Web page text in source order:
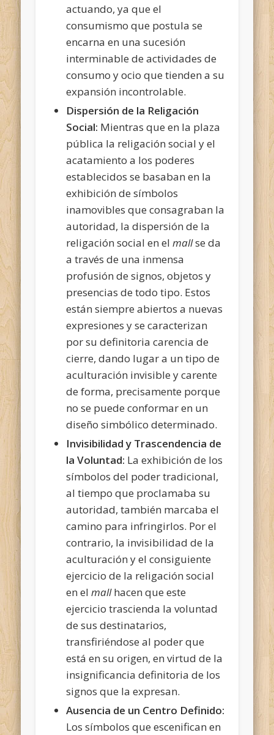
actuando, ya que el
consumismo que postula se
encarna en una sucesión
interminable de actividades de
consumo y ocio que tienden a su
expansión incontrolable.
Dispersión de la Religación
Social: Mientras que en la plaza
pública la religación social y el
acatamiento a los poderes
establecidos se basaban en la
exhibición de símbolos
inamovibles que consagraban la
autoridad, la dispersión de la
religación social en elmallse da
a través de una inmensa
profusión de signos, objetos y
presencias de todo tipo. Estos
están siempre abiertos a nuevas
expresiones y se caracterizan
por su definitoria carencia de
cierre, dando lugar a un tipo de
aculturación invisible y carente
de forma, precisamente porque
no se puede conformar en un
diseño simbólico determinado.
Invisibilidad y Trascendencia de
la Voluntad: La exhibición de los
símbolos del poder tradicional,
al tiempo que proclamaba su
autoridad, también marcaba el
camino para infringirlos. Por el
contrario, la invisibilidad de la
aculturación y el consiguiente
ejercicio de la religación social
en elmallhacen que este
ejercicio trascienda la voluntad
de sus destinatarios,
transfiriéndose al poder que
está en su origen, en virtud de la
insignificancia definitoria de los
signos que la expresan.
Ausencia de un Centro Definido:
Los símbolos que escenifican en